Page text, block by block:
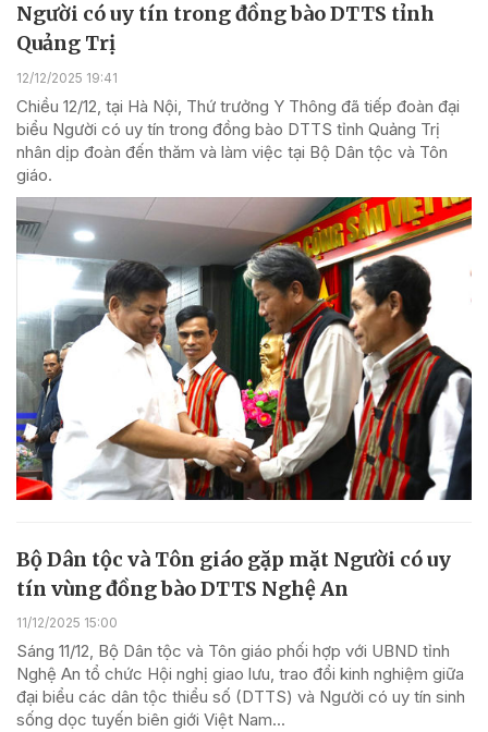
Người có uy tín trong đồng bào DTTS tỉnh
Quảng Trị
12/12/2025 19:41
Chiều 12/12, tại Hà Nội, Thứ trưởng Y Thông đã tiếp đoàn đại
biểu Người có uy tín trong đồng bào DTTS tỉnh Quảng Trị
nhân dịp đoàn đến thăm và làm việc tại Bộ Dân tộc và Tôn
giáo.
Bộ Dân tộc và Tôn giáo gặp mặt Người có uy
tín vùng đồng bào DTTS Nghệ An
11/12/2025 15:00
Sáng 11/12, Bộ Dân tộc và Tôn giáo phối hợp với UBND tỉnh
Nghệ An tổ chức Hội nghị giao lưu, trao đổi kinh nghiệm giữa
đại biểu các dân tộc thiểu số (DTTS) và Người có uy tín sinh
sống dọc tuyến biên giới Việt Nam...